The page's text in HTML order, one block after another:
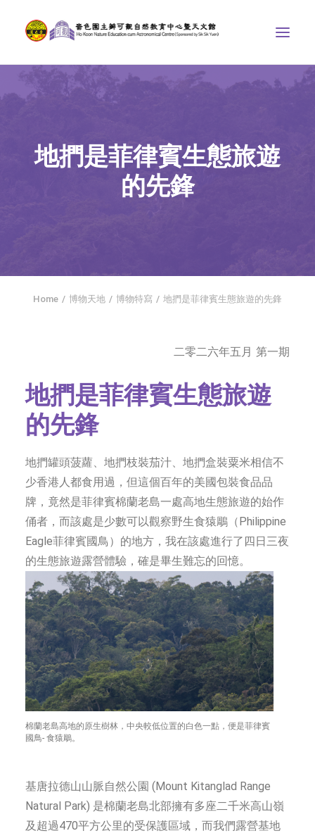
中心介紹
天文館地捫是菲律賓生態旅遊
的先鋒
Home 博物天地 博物特寫 地捫是菲律賓生態旅遊的先鋒
二零二六年五月 第一期
地捫是菲律賓生態旅遊
的先鋒
地捫罐頭菠蘿、地捫枝裝茄汁、地捫盒裝粟米相信不
少香港人都食用過，但這個百年的美國包裝食品品
牌，竟然是菲律賓棉蘭老島一處高地生態旅遊的始作
俑者，而該處是少數可以觀察野生食猿鵰（Philippine
Eagle菲律賓國鳥）的地方，我在該處進行了四日三夜
的生態旅遊露營體驗，確是畢生難忘的回憶。
棉蘭老島高地的原生樹林，中央較低位置的白色一點，便是菲律賓
國鳥- 食猿鵰。
基唐拉德山山脈自然公園 (Mount Kitanglad Range
Natural Park) 是棉蘭老島北部擁有多座二千米高山嶺
及超過470平方公里的受保護區域，而我們露營基地